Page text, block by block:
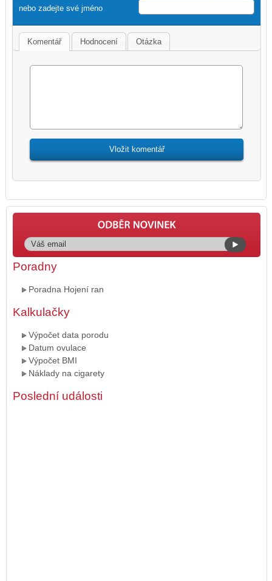
nebo zadejte své jméno
Komentář Hodnocení Otázka
Poradny
Poradna Hojení ran
Kalkulačky
Výpočet data porodu
Datum ovulace
Výpočet BMI
Náklady na cigarety
Poslední události